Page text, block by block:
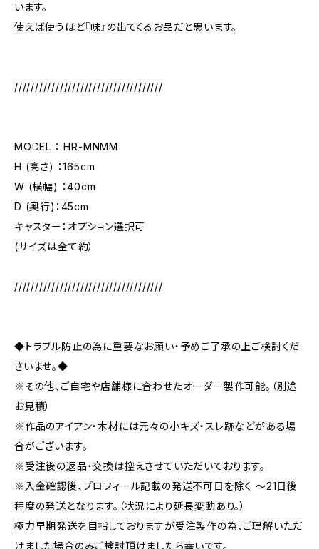
います。
使えば使うほど『味』の出てくるお品だと思います。
////////////////////////////////////
MODEL ： HR-MNMM
H (高さ) ：165cm
W (横幅) ：40cm
D (奥行)：45cm
キャスター：オプション選択可
(サイズは全て約）
////////////////////////////////////
◆トラブル防止の為に重要なお願い・予めご了承の上ご検討くだ
さいませ。◆
※その他、ご自宅や店舗様に合わせたオーダー製作可能。（別途
お見積）
※作品のアイアン・木材には元々の小キズ・スレ跡などがある場
合がございます。
※受注後の返品・交換は控えさせていただいております。
※入金確認後、プロフィール記載の発送不可日を除く ～21日後
程度の発送となります。（状況により延長変動あり。）
極力早期発送を目指しておりますが受注製作の為、ご理解いただ
けました場合のみご検討頂けましたら幸いです。